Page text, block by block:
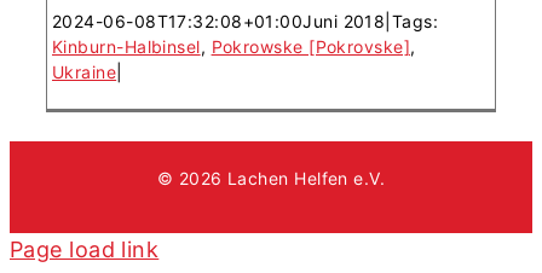
2024-06-08T17:32:08+01:00Juni 2018 Tags:
Kinburn-Halbinsel, Pokrowske [Pokrovske],
Ukraine
© 2026 Lachen Helfen e.V.
Page load link